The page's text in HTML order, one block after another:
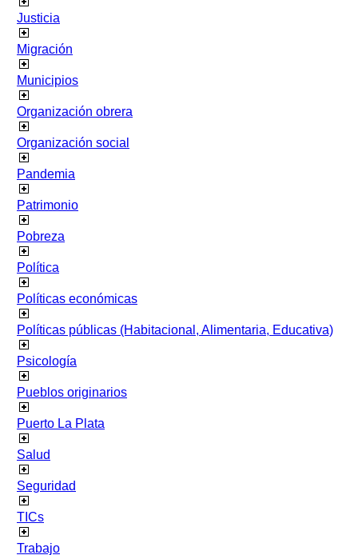
Justicia
Migración
Municipios
Organización obrera
Organización social
Pandemia
Patrimonio
Pobreza
Política
Políticas económicas
Políticas públicas (Habitacional, Alimentaria, Educativa)
Psicología
Pueblos originarios
Puerto La Plata
Salud
Seguridad
TICs
Trabajo